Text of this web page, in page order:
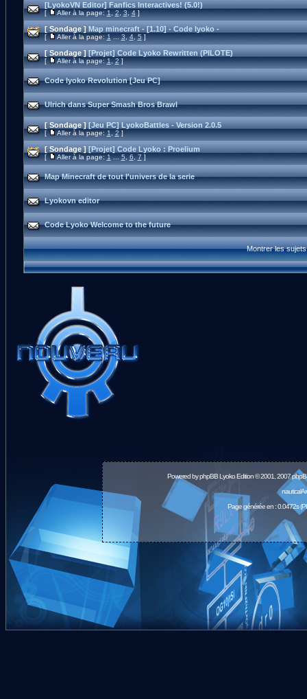
[LyokoVN Editor] Fanfics Interactives! (5.0!)
[ Aller à la page:1,2,3,4]
[ Sondage ] Map minecraft - [1.10] - Code lyoko -
[ Aller à la page:1...3,4,5]
[ Sondage ] [Projet] Code Lyoko Rewritten (PILOTE)
[ Aller à la page:1,2]
Code lyoko Revolution [Jeu PC]
Ulrich dans Super Smash Bros Brawl
[ Sondage ] [Jeu PC] LyokoBattles - Version 2.0.5
[ Aller à la page:1,2]
[ Sondage ] [Projet] Code Lyoko : Proelium
[ Aller à la page:1...5,6,7]
Map Minecraft de tout l'univers de la serie
Lyokovn editor
Code Lyoko Welcome to the future
Montrer les
Powered byphpBBLyoko Edition © 2001, 2007
Page générée en : 0.0472s